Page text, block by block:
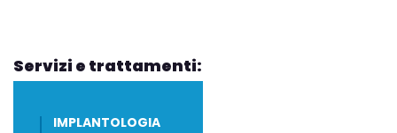
Servizi e trattamenti:
IMPLANTOLOGIA